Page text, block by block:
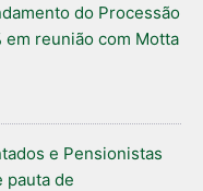
do Processão
em reunião com Motta
e Pensionistas
pauta de